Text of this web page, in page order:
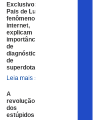
Exclusivo:
Pais de Lulu,
fenômeno na
internet,
explicam
importância
de
diagnóstico
de
superdotação
Leia mais »
A
revolução
dos
estúpidos